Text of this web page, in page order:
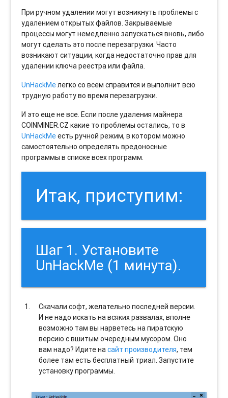
При ручном удалении могут возникнуть проблемы с
удалением открытых файлов. Закрываемые
процессы могут немедленно запускаться вновь, либо
могут сделать это после перезагрузки. Часто
возникают ситуации, когда недостаточно прав для
удалении ключа реестра или файла.
UnHackMeлегко со всем справится и выполнит всю
трудную работу во время перезагрузки.
И это еще не все. Если после удаления майнера
COINMINER.CZ какие то проблемы остались, то в
UnHackMeесть ручной режим, в котором можно
самостоятельно определять вредоносные
программы в списке всех программ.
Итак, приступим:
Шаг 1. Установите
UnHackMe (1 минута).
Скачали софт, желательно последней версии.
И не надо искать на всяких развалах, вполне
возможно там вы нарветесь на пиратскую
версию с вшитым очередным мусором. Оно
вам надо? Идите насайт производителя, тем
более там есть бесплатный триал. Запустите
установку программы.